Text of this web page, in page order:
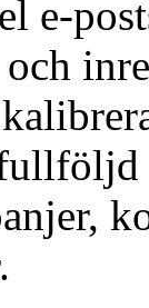
e-